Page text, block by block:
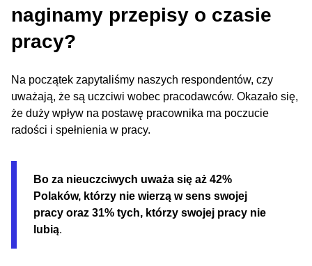
naginamy przepisy o czasie
pracy?
Na początek zapytaliśmy naszych respondentów, czy
uważają, że są uczciwi wobec pracodawców. Okazało się,
że duży wpływ na postawę pracownika ma poczucie
radości i spełnienia w pracy.
Bo za nieuczciwych uważa się aż 42%
Polaków, którzy nie wierzą w sens swojej
pracy oraz 31% tych, którzy swojej pracy nie
lubią.